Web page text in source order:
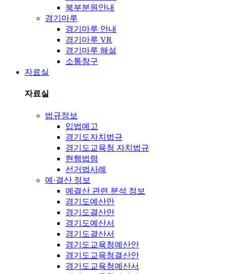
북부분원안내
경기마루
경기마루 안내
경기마루 VR
경기마루 해설
소통창구
자료실
자료실
법규정보
입법예고
경기도자치법규
경기도교육청 자치법규
현행법령
선거법사례
예·결산 정보
예결산 관련 분석 정보
경기도예산안
경기도결산안
경기도예산서
경기도결산서
경기도교육청예산안
경기도교육청결산안
경기도교육청예산서